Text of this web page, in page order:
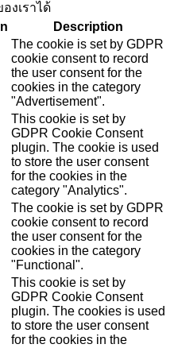
งเราได้
Description
The cookie is set by GDPR
cookie consent to record
the user consent for the
cookies in the category
"Advertisement".
This cookie is set by
GDPR Cookie Consent
plugin. The cookie is used
to store the user consent
for the cookies in the
category "Analytics".
The cookie is set by GDPR
cookie consent to record
the user consent for the
cookies in the category
"Functional".
This cookie is set by
GDPR Cookie Consent
plugin. The cookies is used
to store the user consent
for the cookies in the